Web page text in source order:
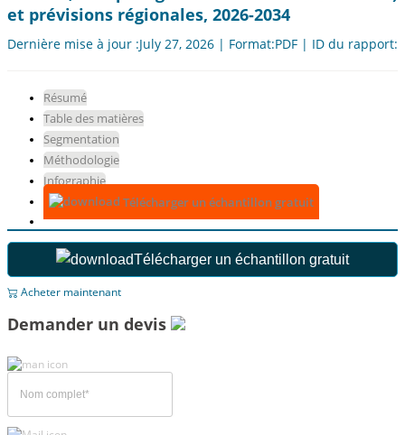
et prévisions régionales, 2026-2034
Dernière mise à jour :July 27, 2026 | Format:PDF | ID du rapport:
Résumé
Table des matières
Segmentation
Méthodologie
Infographie
Télécharger un échantillon gratuit
Télécharger un échantillon gratuit
Acheter maintenant
Demander un devis